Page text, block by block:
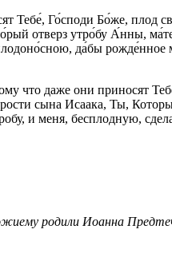
Тебе́, Го́споди Бо́же, плод
отверз утро́бу А́нны,
да́бы рожде́нное
что даже они приносят
сына Исаака, Ты,
и меня, бесплодную,
родили Иоанна